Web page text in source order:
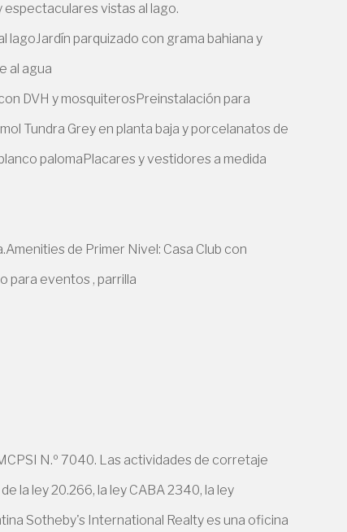
espectaculares vistas al lago.
lagoJardín parquizado con grama bahiana y
al agua
DVH y mosquiterosPreinstalación para
Tundra Grey en planta baja y porcelanatos de
palomaPlacares y vestidores a medida
de Primer Nivel: Casa Club con
para eventos , parrilla
N.º 7040. Las actividades de corretaje
la ley 20.266, la ley CABA 2340, la ley
Sotheby's International Realty es una oficina